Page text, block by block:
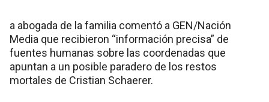
a abogada de la familia comentó a GEN/Nación
Media que recibieron “información precisa” de
fuentes humanas sobre las coordenadas que
apuntan a un posible paradero de los restos
mortales de Cristian Schaerer.